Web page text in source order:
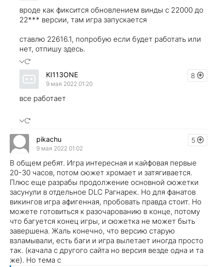
вроде как фиксится обновлением винды с 22000 до
22*** версии, там игра запускается
ставлю 22616.1, попробую если будет работать или
нет, отпишу здесь.
8
KI113ONE
9 мая 2022 01:20
все работает
5
pikachu
9 мая 2022 01:02
В общем ребят. Игра интересная и кайфовая первые
20-30 часов, потом сюжет хромает и затягивается.
Плюс еще разрабы продолжение основной сюжетки
засунули в отдельное DLC Рагнарек. Но для фанатов
викингов игра афигенная, пробовать правда стоит. Но
можете готовиться к разочарованию в конце, потому
что багуется конец игры, и сюжетка не может быть
завершена. Жаль конечно, что версию старую
взламывали, есть баги и игра вылетает иногда просто
так. (качала с другого сайта но версия везде одна и та
же). Но тема с